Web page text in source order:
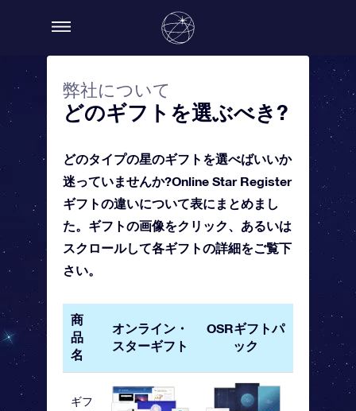
弊社について
どのギフトを選ぶべき?
どのタイプの星のギフトを選べばいいか
迷っていませんか?Online Star Register
ギフトの違いについて表にまとめまし
た。ギフトの画像をクリック、あるいは
スクロールして各ギフトの詳細をご覧下
さい。
商
品
名
オンライン・
スターギフト
OSRギフトパ
ック
OSRギ
ード
ギフ